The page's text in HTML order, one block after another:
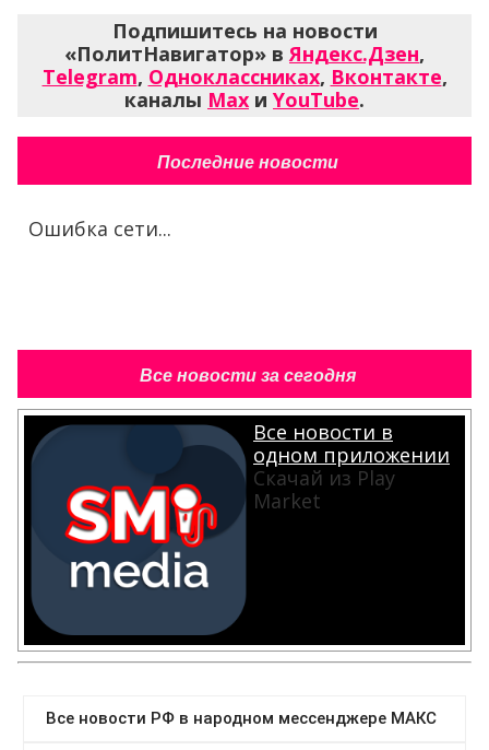
Подпишитесь на новости
«ПолитНавигатор» вЯндекс.Дзен,
Telegram, Одноклассниках, Вконтакте,
каналы Max и YouTube.
Последние новости
Ошибка сети...
Все новости за сегодня
Все новости в
одном приложении
Скачай из Play
Market